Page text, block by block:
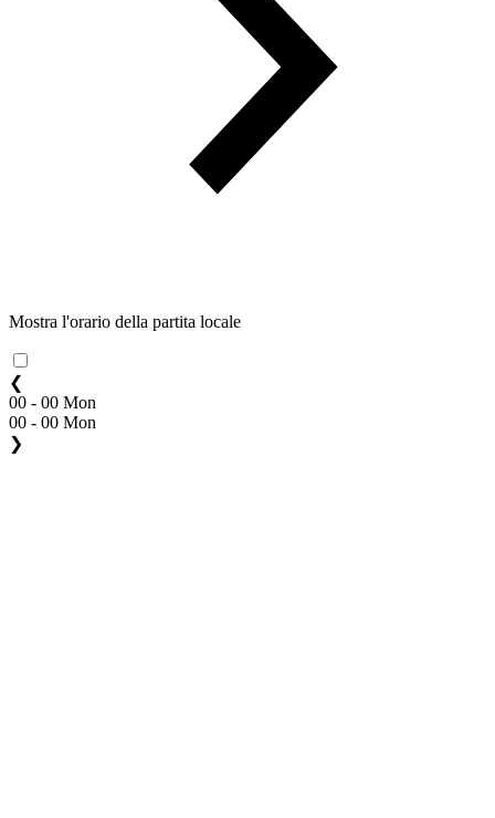
Mostra l'orario della partita locale
❮
00 - 00 Mon
00 - 00 Mon
❯